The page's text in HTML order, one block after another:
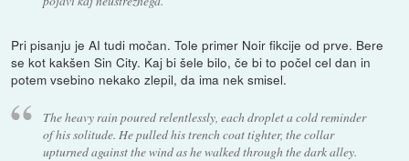
Pri pisanju je AI tudi močan. Tole primer Noir fikcije od prve. Bere
se kot kakšen Sin City. Kaj bi šele bilo, če bi to počel cel dan in
potem vsebino nekako zlepil, da ima nek smisel.
The heavy rain poured relentlessly, each droplet a cold reminder
of his solitude. He pulled his trench coat tighter, the collar
upturned against the wind as he walked through the dark alley.